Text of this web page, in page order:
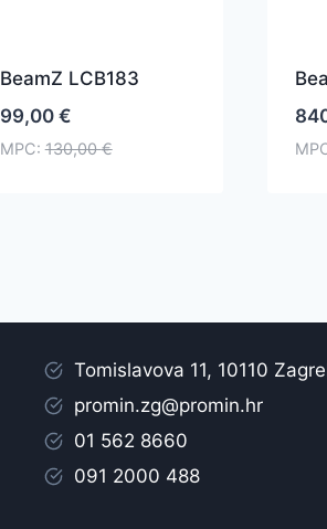
BeamZ LCB183
99,00 €
MPC:130,00€
Tomislavova 11, 10110
promin.zg@promin.hr
01 562 8660
091 2000 488